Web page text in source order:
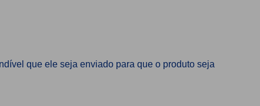
que ele seja enviado para que o produto seja